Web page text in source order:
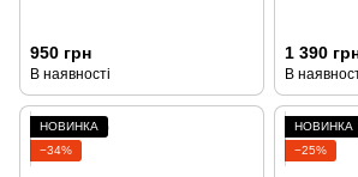
950 грн
В наявності
1 390
В
НОВИНКА
−34%
НОВИНКА
−25%